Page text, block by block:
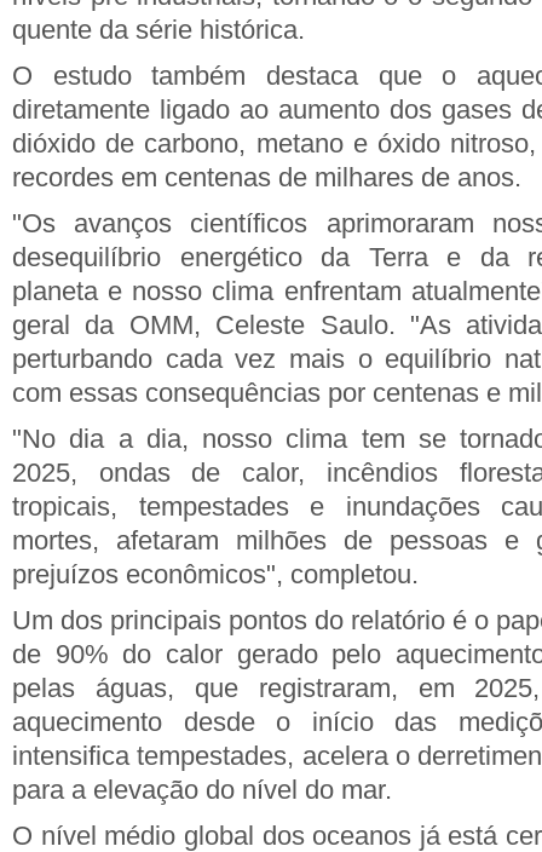
quente da série histórica.
O estudo também destaca que o
diretamente ligado ao aumento dos gases
dióxido de carbono, metano e óxido
recordes em centenas de milhares de anos.
"Os avanços científicos aprimoraram
desequilíbrio energético da Terra e da
planeta e nosso clima enfrentam
geral da OMM, Celeste Saulo. "As
perturbando cada vez mais o equilíbrio
com essas consequências por centenas e
"No dia a dia, nosso clima tem se
2025, ondas de calor, incêndios
tropicais, tempestades e inundações
mortes, afetaram milhões de pessoas e
prejuízos econômicos", completou.
Um dos principais pontos do relatório é o
de 90% do calor gerado pelo
pelas águas, que registraram, em
aquecimento desde o início das
intensifica tempestades, acelera o
para a elevação do nível do mar.
O nível médio global dos oceanos já está